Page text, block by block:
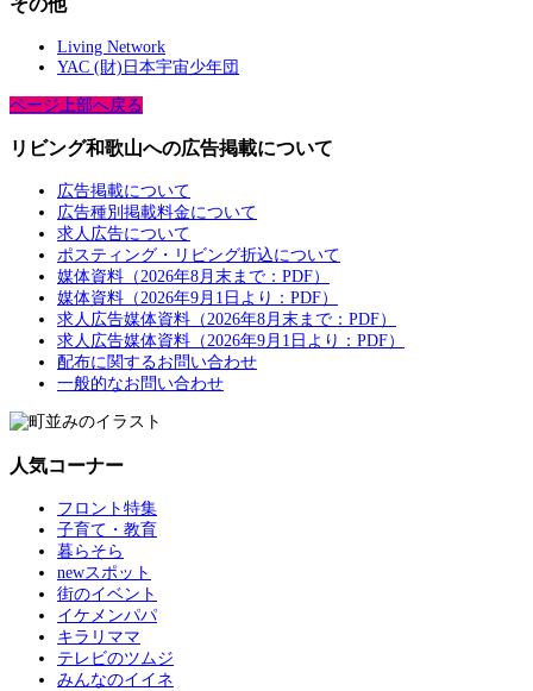
Living Network
YAC (財)日本宇宙少年団
ページ上部へ戻る
リビング和歌山への広告掲載について
広告掲載について
広告種別掲載料金について
求人広告について
ポスティング・リビング折込について
媒体資料（2026年8月末まで：PDF）
媒体資料（2026年9月1日より：PDF）
求人広告媒体資料（2026年8月末まで：PDF）
求人広告媒体資料（2026年9月1日より：PDF）
配布に関するお問い合わせ
一般的なお問い合わせ
人気コーナー
フロント特集
子育て・教育
暮らそら
newスポット
街のイベント
イケメンパパ
キラリママ
テレビのツムジ
みんなのイイネ